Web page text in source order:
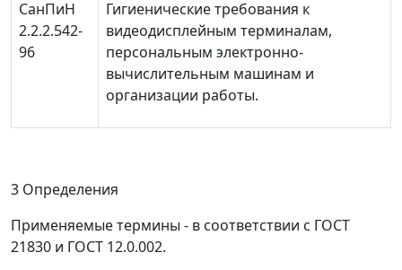
СанПиН
2.2.2.542-
96
Гигиенические требования к
видеодисплейным терминалам,
персональным электронно-
вычислительным машинам и
организации работы.
3 Определения
Применяемые термины - в соответствии с ГОСТ
21830 и ГОСТ 12.0.002.